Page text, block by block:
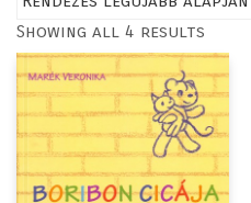
Showing all 4 results